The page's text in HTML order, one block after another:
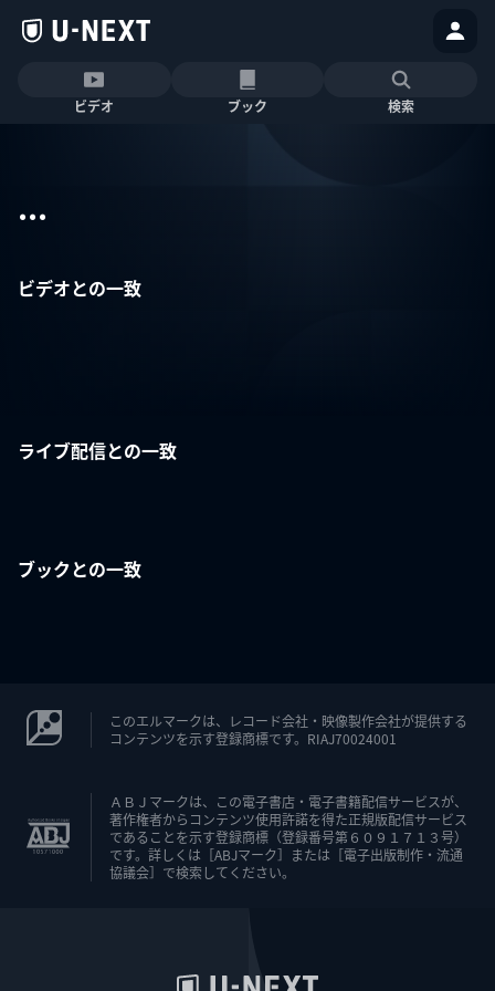
ビデオ ブック 検索
...
ビデオとの一致
ライブ配信との一致
ブックとの一致
このエルマークは、レコード会社・映像製作会社が提供する
コンテンツを示す登録商標です。RIAJ70024001
ＡＢＪマークは、この電子書店・電子書籍配信サービスが、
著作権者からコンテンツ使用許諾を得た正規版配信サービス
であることを示す登録商標（登録番号第６０９１７１３号）
です。詳しくは［ABJマーク］または［電子出版制作・流通
協議会］で検索してください。